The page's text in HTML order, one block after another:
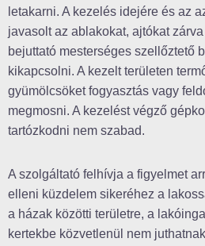
letakarni. A kezelés idejére és az
javasolt az ablakokat, ajtókat
bejuttató mesterséges szellőztető
kikapcsolni. A kezelt területen
gyümölcsöket fogyasztás vagy
megmosni. A kezelést végző
tartózkodni nem szabad.
A szolgáltató felhívja a figyelmet
elleni küzdelem sikeréhez a
a házak közötti területre, a
kertekbe közvetlenül nem